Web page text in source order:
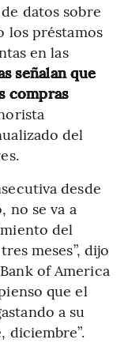
datos sobre
los préstamos
en las
señalan que
compras
del
desde
no se va a
del
meses”, dijo
of America
que el
a su
diciembre”.